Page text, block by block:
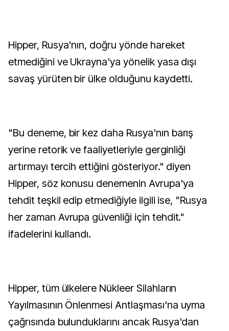
Hipper, Rusya'nın, doğru yönde hareket
etmediğini ve Ukrayna'ya yönelik yasa dışı
savaş yürüten bir ülke olduğunu kaydetti.
"Bu deneme, bir kez daha Rusya'nın barış
yerine retorik ve faaliyetleriyle gerginliği
artırmayı tercih ettiğini gösteriyor." diyen
Hipper, söz konusu denemenin Avrupa'ya
tehdit teşkil edip etmediğiyle ilgili ise, "Rusya
her zaman Avrupa güvenliği için tehdit."
ifadelerini kullandı.
Hipper, tüm ülkelere Nükleer Silahların
Yayılmasının Önlenmesi Antlaşması'na uyma
çağrısında bulunduklarını ancak Rusya'dan